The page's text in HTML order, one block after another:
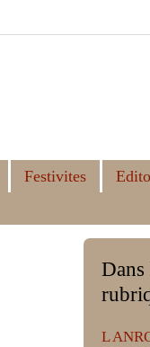
Festivites
Dans
L